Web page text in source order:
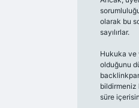
olarak bu
sayılırlar.
Hukuka ve
olduğunu
bildirmeniz
süre